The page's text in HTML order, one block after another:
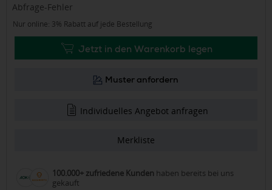
Abfrage-Fehler
Nur online: 3% Rabatt auf jede Bestellung
Jetzt in den Warenkorb legen
Muster anfordern
Individuelles Angebot anfragen
Merkliste
100.000+ zufriedene Kunden haben bereits bei uns
gekauft